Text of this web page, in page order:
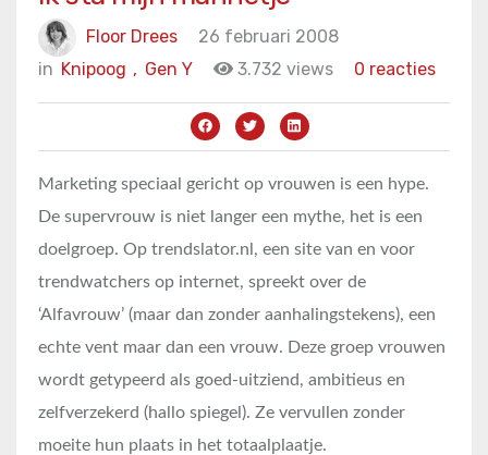
Floor Drees
26 februari 2008
in
Gen Y
Knipoog , 3.732 views 0 reacties
Marketing speciaal gericht op vrouwen is een hype.
De supervrouw is niet langer een mythe, het is een
doelgroep. Op trendslator.nl, een site van en voor
trendwatchers op internet, spreekt over de
‘Alfavrouw’ (maar dan zonder aanhalingstekens), een
echte vent maar dan een vrouw. Deze groep vrouwen
wordt getypeerd als goed-uitziend, ambitieus en
zelfverzekerd (hallo spiegel). Ze vervullen zonder
moeite hun plaats in het totaalplaatje.